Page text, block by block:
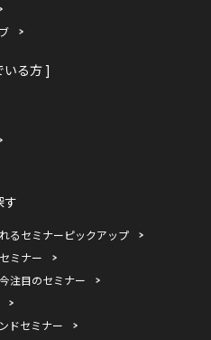
いる方 ]
す
るセミナーピックアップ
ミナー
注目のセミナー
ドセミナー